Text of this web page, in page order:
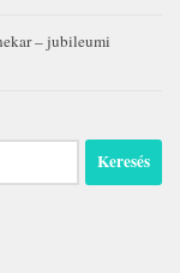
– jubileumi